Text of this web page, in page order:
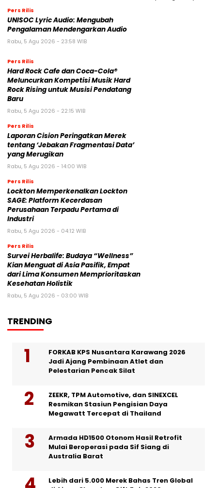
Pers Rilis
UNISOC Lyric Audio: Mengubah
Pengalaman Mendengarkan Audio
Rabu, 5 Agu 2026 - 23:58 WIB
Pers Rilis
Hard Rock Cafe dan Coca-Cola®
Meluncurkan Kompetisi Musik Hard
Rock Rising untuk Musisi Pendatang
Baru
Rabu, 5 Agu 2026 - 22:15 WIB
Pers Rilis
Laporan Cision Peringatkan Merek
tentang ‘Jebakan Fragmentasi Data’
yang Merugikan
Rabu, 5 Agu 2026 - 14:00 WIB
Pers Rilis
Lockton Memperkenalkan Lockton
SAGE: Platform Kecerdasan
Perusahaan Terpadu Pertama di
Industri
Rabu, 5 Agu 2026 - 04:12 WIB
Pers Rilis
Survei Herbalife: Budaya “Wellness”
Kian Menguat di Asia Pasifik, Empat
dari Lima Konsumen Memprioritaskan
Kesehatan Holistik
Rabu, 5 Agu 2026 - 03:00 WIB
TRENDING
FORKAB KPS Nusantara Karawang 2026
Jadi Ajang Pembinaan Atlet dan
Pelestarian Pencak Silat
ZEEKR, TPM Automotive, dan SINEXCEL
Resmikan Stasiun Pengisian Daya
Megawatt Tercepat di Thailand
Armada HD1500 Otonom Hasil Retrofit
Mulai Beroperasi pada Sif Siang di
Australia Barat
Lebih dari 5.000 Merek Bahas Tren Global